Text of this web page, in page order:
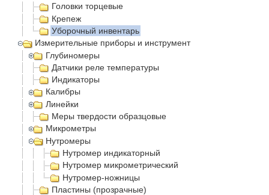
Головки торцевые
Крепеж
Уборочный инвентарь
Измерительные приборы и инструмент
Глубиномеры
Датчики реле температуры
Индикаторы
Калибры
Линейки
Меры твердости образцовые
Микрометры
Нутромеры
Нутромер индикаторный
Нутромер микрометрический
Нутромер-ножницы
Пластины (прозрачные)